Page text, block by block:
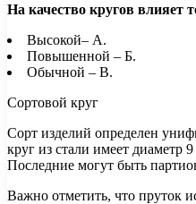
На качество кругов влияет
Высокой– А.
Повышенной – Б.
Обычной – В.
Сортовой круг
Сорт изделий определен
круг из стали имеет диаметр
Последние могут быть
Важно отметить, что пруток